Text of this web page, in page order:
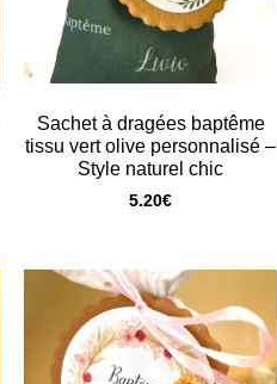
Sachet à dragées baptême
tissu vert olive personnalisé –
Style naturel chic
5.20€